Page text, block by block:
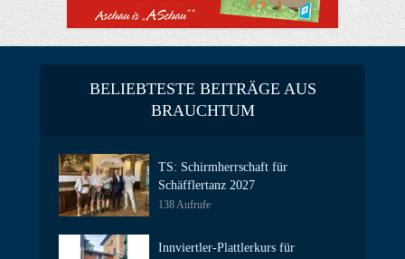
BELIEBTESTE BEITRÄGE AUS
BRAUCHTUM
TS: Schirmherrschaft für
Schäfflertanz 2027
138 Aufrufe
Innviertler-Plattlerkurs für